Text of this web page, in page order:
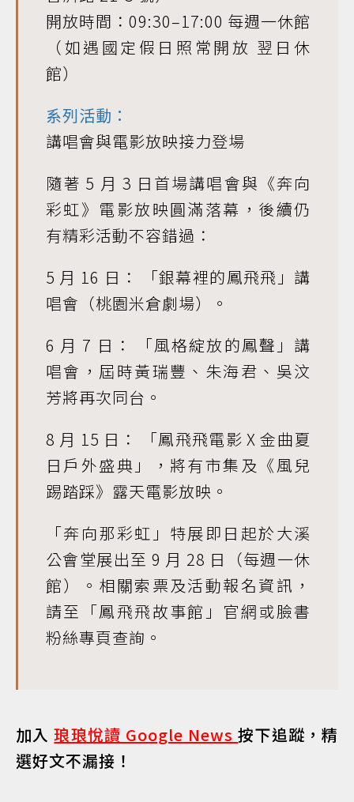
開放時間：09:30–17:00 每週一休館
（如遇國定假日照常開放 翌日休
館）
系列活動：
講唱會與電影放映接力登場
隨著 5 月 3 日首場講唱會與《奔向
彩虹》電影放映圓滿落幕，後續仍
有精彩活動不容錯過：
5 月 16 日： 「銀幕裡的鳳飛飛」講
唱會（桃園米倉劇場）。
6 月 7 日： 「風格綻放的鳳聲」講
唱會，屆時黃瑞豐、朱海君、吳汶
芳將再次同台。
8 月 15 日： 「鳳飛飛電影 X 金曲夏
日戶外盛典」，將有市集及《風兒
踢踏踩》露天電影放映。
「奔向那彩虹」特展即日起於大溪
公會堂展出至 9 月 28 日（每週一休
館）。相關索票及活動報名資訊，
請至「鳳飛飛故事館」官網或臉書
粉絲專頁查詢。
加入琅琅悅讀 Google News按下追蹤，精
選好文不漏接！